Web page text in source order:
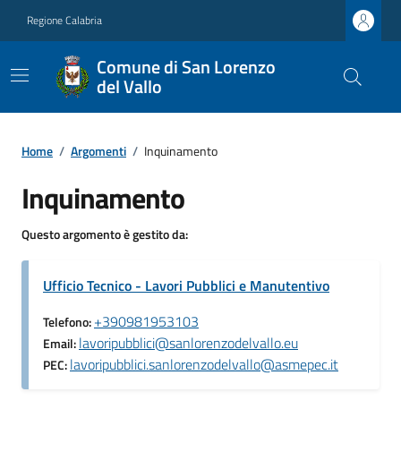
Regione Calabria
Comune di San Lorenzo
del Vallo
Home / Argomenti / Inquinamento
Inquinamento
Questo argomento è gestito da:
Ufficio Tecnico - Lavori Pubblici e Manutentivo
Telefono:+390981953103
Email:lavoripubblici@sanlorenzodelvallo.eu
PEC:lavoripubblici.sanlorenzodelvallo@asmepec.it